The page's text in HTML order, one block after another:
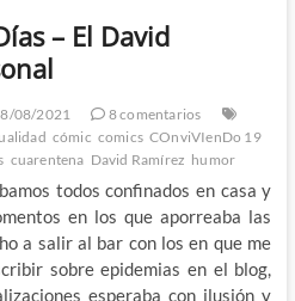
– El David
08/2021
8 comentarios
cómic comics COnviVIenDo 19
cuarentena David Ramírez humor
todos confinados en casa y
en los que aporreaba las
a salir al bar con los en que me
sobre epidemias en el blog,
esperaba con ilusión y